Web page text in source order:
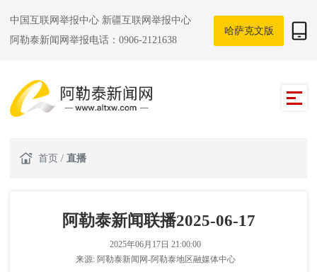
中国互联网举报中心 新疆互联网举报中心
阿勒泰新闻网举报电话：0906-2121638
哈萨克文版
首页 / 直播
阿勒泰新闻联播2025-06-17
2025年06月17日 21:00:00
来源: 阿勒泰新闻网-阿勒泰地区融媒体中心